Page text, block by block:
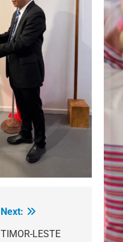
Next:
TIMOR-LESTE